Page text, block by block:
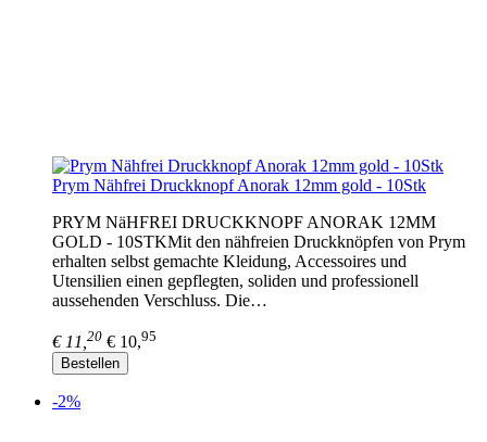
Prym Nähfrei Druckknopf Anorak 12mm gold - 10Stk
PRYM NäHFREI DRUCKKNOPF ANORAK 12MM
GOLD - 10STKMit den nähfreien Druckknöpfen von Prym
erhalten selbst gemachte Kleidung, Accessoires und
Utensilien einen gepflegten, soliden und professionell
aussehenden Verschluss. Die…
€ 11, 20 € 10,95
Bestellen
-2%